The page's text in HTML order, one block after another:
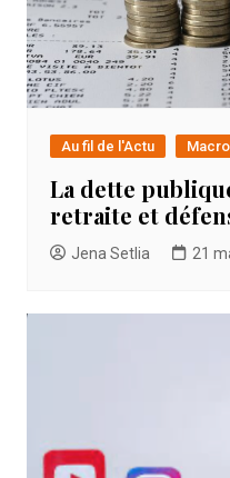
Au fil de l'Actu Macro
La dette
retraite et
Jena Setlia 21